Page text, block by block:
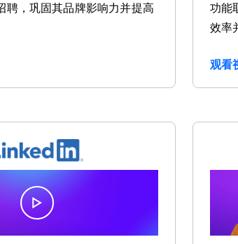
聘，巩固其品牌影响力并提高
功能
效率
观看